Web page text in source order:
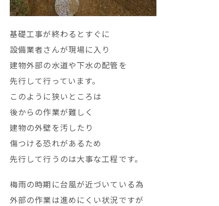
基礎工事が終わるとすぐに
設備業者さんが現場に入り
建物外部の水道や下水の配管を
先行して行っています。
このように狭いところは
後からの作業が難しく
建物の外壁を汚したり
傷つける恐れがあるため
先行して行うのは大事な工程です。
梅雨の時期に台風が近づいている為
外部の作業は進めにくい状況ですが